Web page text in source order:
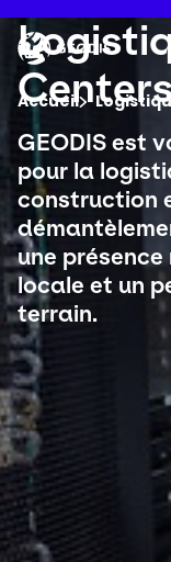
au
contenu
principal
Groupe
Newsroom
Carrière
Suivre un
Vous êtes ici :
Accueil
Keepeek
Centers
GEODIS est
pour la
construction
une
locale et un
terrain.